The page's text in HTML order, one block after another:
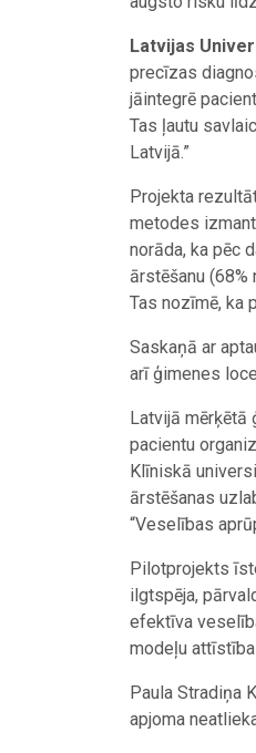
Latvijas
precīzas
jāintegrē
Tas ļautu
Latvijā.”
Projekta
metodes
norāda, ka pēc
ārstēšanu
Tas nozīmē, ka
Saskaņā ar
arī ģimenes
Latvijā mērķētā
pacientu
Klīniskā
ārstēšanas
“Veselības
Pilotprojekts
ilgtspēja,
efektīva
modeļu
Paula Stradiņa
apjoma